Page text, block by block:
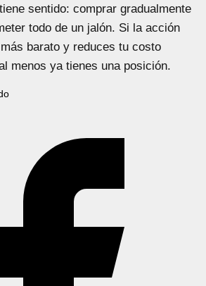
sentido: comprar gradualmente
todo de un jalón. Si la acción
barato y reduces tu costo
menos ya tienes una posición.